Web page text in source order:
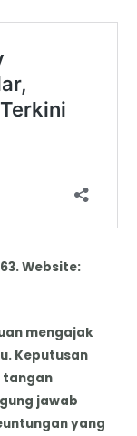
Website:
mengajak
Keputusan
tangan
jawab
yang